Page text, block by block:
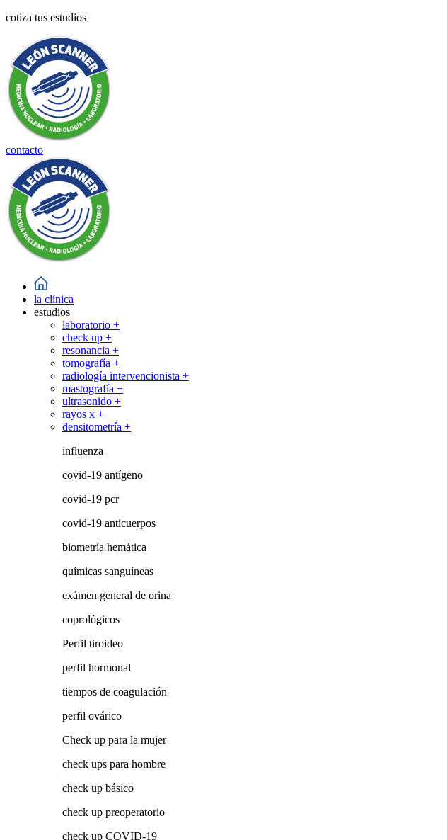
cotiza tus estudios
contacto
la clínica
estudios
laboratorio +
check up +
resonancia +
tomografía +
radiología intervencionista +
mastografía +
ultrasonido +
rayos x +
densitometría +
influenza
covid-19 antígeno
covid-19 pcr
covid-19 anticuerpos
biometría hemática
químicas sanguíneas
exámen general de orina
coprológicos
Perfil tiroideo
perfil hormonal
tiempos de coagulación
perfil ovárico
Check up para la mujer
check ups para hombre
check up básico
check up preoperatorio
check up COVID-19